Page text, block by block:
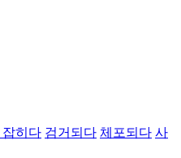
히다 검거되다 체포되다 사